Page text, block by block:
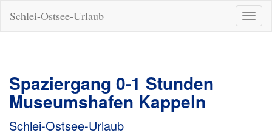
ein-/
Schlei-Ostsee-Urlaub
Spaziergang 0-1 Stunden
Museumshafen Kappeln
Schlei-Ostsee-Urlaub